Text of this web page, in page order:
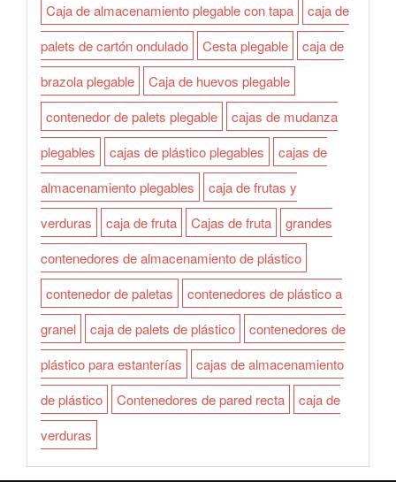
Caja de almacenamiento plegable con tapa
caja de
palets de cartón ondulado
Cesta plegable
caja de
brazola plegable
Caja de huevos plegable
contenedor de palets plegable
cajas de mudanza
plegables
cajas de plástico plegables
cajas de
almacenamiento plegables
caja de frutas y
verduras
caja de fruta Cajas de fruta
grandes
contenedores de almacenamiento de plástico
contenedor de paletas
contenedores de plástico a
granel
caja de palets de plástico
contenedores de
plástico para estanterías
cajas de almacenamiento
de plástico
Contenedores de pared recta
caja de
verduras